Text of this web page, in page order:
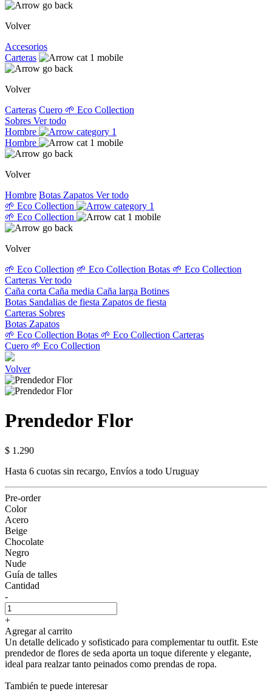
Volver
Accesorios
Carteras
Volver
Carteras Cuero 🌱 Eco Collection
Sobres Ver todo
Hombre
Hombre
Volver
Hombre Botas Zapatos Ver todo
🌱 Eco Collection
🌱 Eco Collection
Volver
🌱 Eco Collection 🌱 Eco Collection Botas 🌱 Eco Collection
Carteras Ver todo
Caña corta Caña media Caña larga Botines
Botas Sandalias de fiesta Zapatos de fiesta
Carteras Sobres
Botas Zapatos
🌱 Eco Collection Botas 🌱 Eco Collection Carteras
Cuero 🌱 Eco Collection
Volver
Prendedor Flor
$ 1.290
Hasta 6 cuotas sin recargo, Envíos a todo Uruguay
Pre-order
Color
Acero
Beige
Chocolate
Negro
Nude
Guía de talles
Cantidad
-
+
Agregar al carrito
Un detalle delicado y sofisticado para complementar tu outfit. Este
prendedor de flores de seda aporta un toque diferente y elegante,
ideal para realzar tanto peinados como prendas de ropa.
También te puede interesar